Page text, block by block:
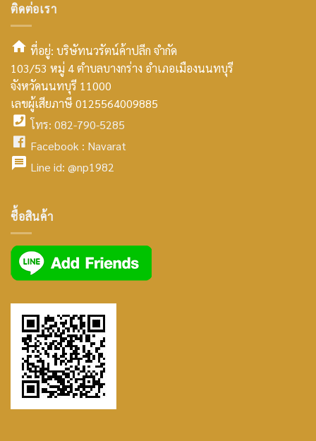
ติดต่อเรา
smt2
home
icon
ที่อยู่: บริษัทนวรัตน์ค้าปลีก จำกัด
103/53 หมู่ 4 ตำบลบางกร่าง อำเภอเมืองนนทบุรี
จังหวัดนนทบุรี 11000
เลขผู้เสียภาษี 0125564009885
facebook
icon
โทร: 082-790-5285
facebook
Facebook : Navarat
icon
Line id: @np1982
ซื้อสินค้า